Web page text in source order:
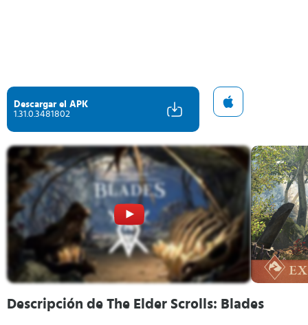
Descargar el APK
1.31.0.3481802
Descripción de The Elder Scrolls: Blades